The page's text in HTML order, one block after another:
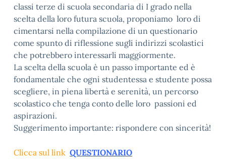
classi terze di scuola secondaria di I grado nella
scelta della loro futura scuola, proponiamo loro di
cimentarsi nella compilazione di un questionario
come spunto di riflessione sugli indirizzi scolastici
che potrebbero interessarli maggiormente.
La scelta della scuola è un passo importante ed è
fondamentale che ogni studentessa e studente possa
scegliere, in piena libertà e serenità, un percorso
scolastico che tenga conto delle loro passioni ed
aspirazioni.
Suggerimento importante: rispondere con sincerità!
Clicca sul link QUESTIONARIO